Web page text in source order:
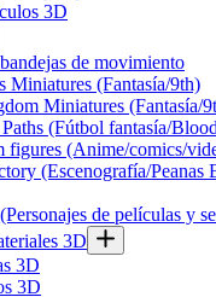
3D
de movimiento
Miniatures (Fantasía/9th)
Miniatures (Fantasía/
(Fútbol fantasía/
figures (Anime/comics/
(Escenografía/Peanas
de películas y
3D
3D
3D